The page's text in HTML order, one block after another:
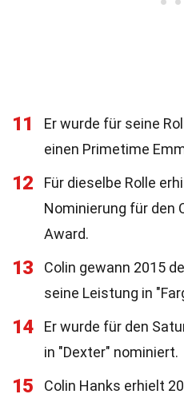
11
Er wurde für seine
einen Primetime
12
Für dieselbe Rolle
Nominierung für den
Award.
13
Colin gewann 2015
seine Leistung in
14
Er wurde für den
in "Dexter" nominiert.
15
Colin Hanks erhielt